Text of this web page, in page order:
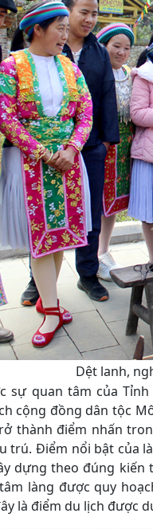
Dệt lanh,
sự quan tâm của
cộng đồng dân tộc
thành điểm nhấn
trú. Điểm nổi bật của
dựng theo đúng
làng được quy
là điểm du lịch được